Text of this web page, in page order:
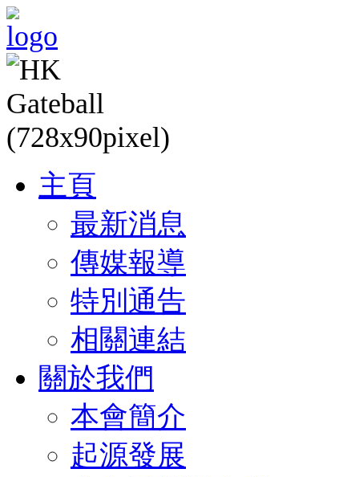
主頁
最新消息
傳媒報導
特別通告
相關連結
關於我們
本會簡介
起源發展